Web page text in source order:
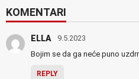
KOMENTARI
ELLA 9.5.2023
Bojim se da ga neće puno
REPLY